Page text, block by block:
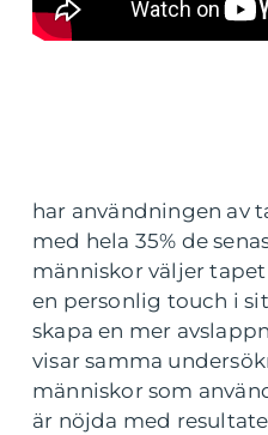
har användningen av
med hela 35% de
människor väljer
en personlig touch i
skapa en mer
visar samma
människor som
är nöjda med